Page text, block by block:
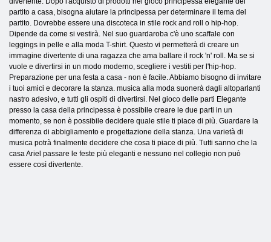
partito a casa, bisogna aiutare la principessa per determinare il tema del
partito. Dovrebbe essere una discoteca in stile rock and roll o hip-hop.
Dipende da come si vestirà. Nel suo guardaroba c'è uno scaffale con
leggings in pelle e alla moda T-shirt. Questo vi permetterà di creare un
immagine divertente di una ragazza che ama ballare il rock 'n' roll. Ma se si
vuole e divertirsi in un modo moderno, scegliere i vestiti per l'hip-hop.
Preparazione per una festa a casa - non è facile. Abbiamo bisogno di invitare
i tuoi amici e decorare la stanza. musica alla moda suonerà dagli altoparlanti
nastro adesivo, e tutti gli ospiti di divertirsi. Nel gioco delle parti Elegante
presso la casa della principessa è possibile creare le due parti in un
momento, se non è possibile decidere quale stile ti piace di più. Guardare la
differenza di abbigliamento e progettazione della stanza. Una varietà di
musica potrà finalmente decidere che cosa ti piace di più. Tutti sanno che la
casa Ariel passare le feste più eleganti e nessuno nel collegio non può
essere così divertente.